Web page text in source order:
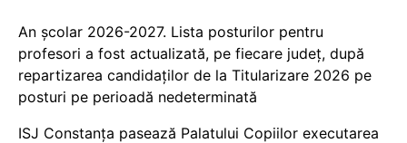
An școlar 2026-2027. Lista posturilor pentru
profesori a fost actualizată, pe fiecare județ, după
repartizarea candidaților de la Titularizare 2026 pe
posturi pe perioadă nedeterminată
ISJ Constanța pasează Palatului Copiilor executarea